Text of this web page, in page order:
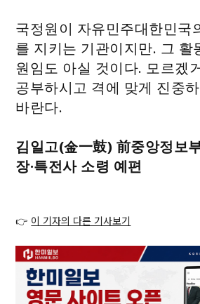
국정원이 자유민주대한민국
를 지키는 기관이지만. 그 활
원임도 아실 것이다. 모르겠
공부하시고 격에 맞게 진중
바란다.
김일고(金一鼓) 前중앙정보
장·특전사 소령 예편
👉 이 기자의 다른 기사보기